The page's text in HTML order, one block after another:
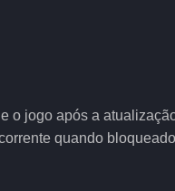
o jogo após a
quando